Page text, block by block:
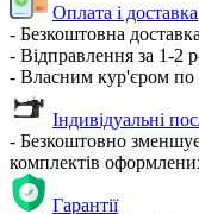
Оплата і доставка
- Безкоштовна
- Відправлення за 1-2
- Власним кур'єром по
Індивідуальні
- Безкоштовно
комплектів
Гарантії